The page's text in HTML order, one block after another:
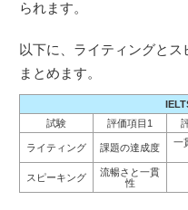
られます。
以下に、ライティングと
まとめます。
試験
評価項目1
ライティング 課題の達成度
一
スピーキング
流暢さと一貫
性